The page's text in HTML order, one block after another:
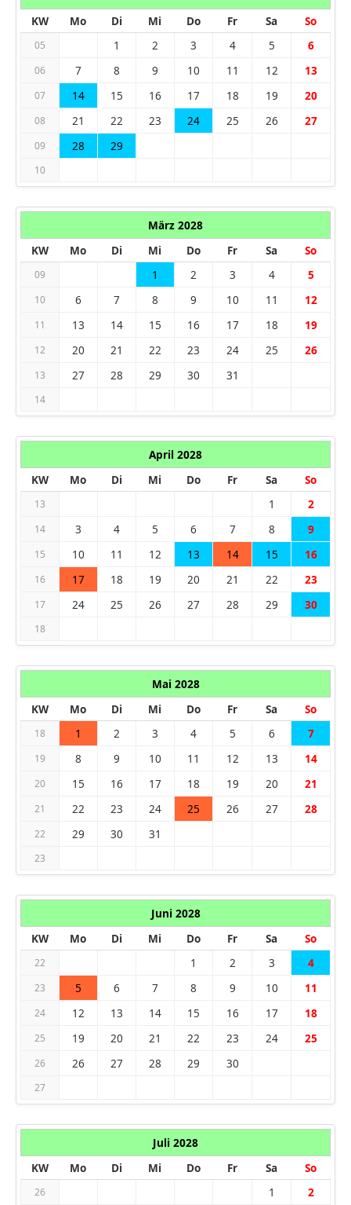
KW
Mo Di Mi Do Fr Sa So
05 1 2 3 4 5 6
06 7 8 9 10 11 12 13
07 14 15 16 17 18 19 20
08 21 22 23 24 25 26 27
09 28 29
10
März 2028
KW
Mo Di Mi Do Fr Sa So
09 1 2 3 4 5
10 6 7 8 9 10 11 12
11 13 14 15 16 17 18 19
12 20 21 22 23 24 25 26
13 27 28 29 30 31
14
April 2028
KW
Mo Di Mi Do Fr Sa So
13 1 2
14 3 4 5 6 7 8 9
15 10 11 12 13 14 15 16
16 17 18 19 20 21 22 23
17 24 25 26 27 28 29 30
18
Mai 2028
KW
Mo Di Mi Do Fr Sa So
18 1 2 3 4 5 6 7
19 8 9 10 11 12 13 14
20 15 16 17 18 19 20 21
21 22 23 24 25 26 27 28
22 29 30 31
23
Juni 2028
KW
Mo Di Mi Do Fr Sa So
22 1 2 3 4
23 5 6 7 8 9 10 11
24 12 13 14 15 16 17 18
25 19 20 21 22 23 24 25
26 26 27 28 29 30
27
Juli 2028
KW
Mo Di Mi Do Fr Sa So
26 1 2